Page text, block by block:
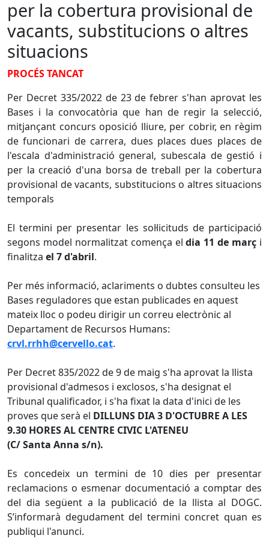
per la cobertura provisional de
vacants, substitucions o altres
situacions
PROCÉS TANCAT
Per Decret 335/2022 de 23 de febrer s'han aprovat les
Bases i la convocatòria que han de regir la selecció,
mitjançant concurs oposició lliure, per cobrir, en règim
de funcionari de carrera, dues places dues places de
l'escala d'administració general, subescala de gestió i
per la creació d'una borsa de treball per la cobertura
provisional de vacants, substitucions o altres situacions
temporals
El termini per presentar les sol·licituds de participació
segons model normalitzat comença el dia 11 de març i
finalitza el 7 d'abril.
Per més informació, aclariments o dubtes consulteu les
Bases reguladores que estan publicades en aquest
mateix lloc o podeu dirigir un correu electrònic al
Departament de Recursos Humans:
crvl.rrhh@cervello.cat.
Per Decret 835/2022 de 9 de maig s'ha aprovat la llista
provisional d'admesos i exclosos, s'ha designat el
Tribunal qualificador, i s'ha fixat la data d'inici de les
proves que serà el DILLUNS DIA 3 D'OCTUBRE A LES
9.30 HORES AL CENTRE CIVIC L'ATENEU
(C/ Santa Anna s/n).
Es concedeix un termini de 10 dies per presentar
reclamacions o esmenar documentació a comptar des
del dia següent a la publicació de la llista al DOGC.
S’informarà degudament del termini concret quan es
publiqui l'anunci.